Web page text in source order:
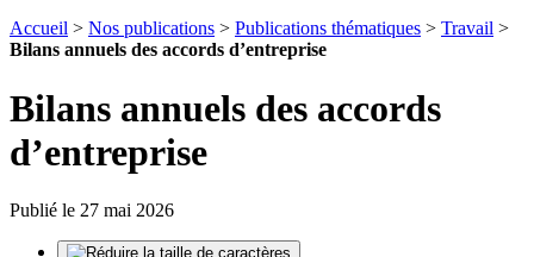
Accueil > Nos publications > Publications thématiques > Travail >
Bilans annuels des accords d’entreprise
Bilans annuels des accords
d’entreprise
Publié le 27 mai 2026